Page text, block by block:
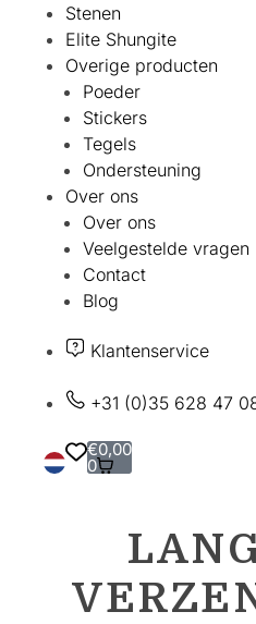
Stenen
Elite Shungite
Overige producten
Poeder
Stickers
Tegels
Ondersteuning
Over ons
Over ons
Veelgestelde vragen
Contact
Blog
Klantenservice
+31 (0)35 628 47
€0,00
0